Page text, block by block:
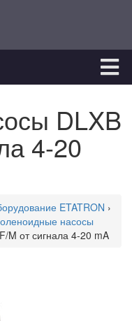
DLXB
4-20
ETATRON ›
насосы
M от сигнала 4-20 mA